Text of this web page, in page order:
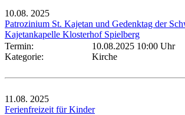
10.08. 2025
Patrozinium St. Kajetan und Gedenktag der
Kajetankapelle Klosterhof Spielberg
Termin:
10.08.2025 10:00 Uhr
Kategorie:
Kirche
11.08. 2025
Ferienfreizeit für Kinder